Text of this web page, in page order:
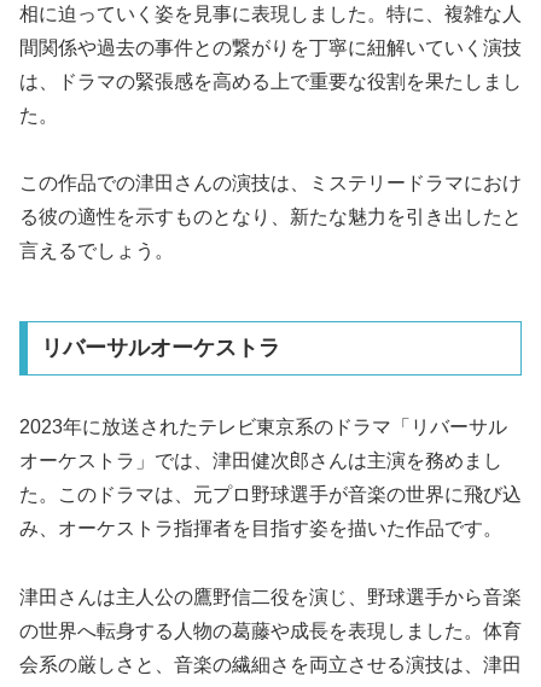
相に迫っていく姿を見事に表現しました。特に、複雑な人
間関係や過去の事件との繋がりを丁寧に紐解いていく演技
は、ドラマの緊張感を高める上で重要な役割を果たしまし
た。
この作品での津田さんの演技は、ミステリードラマにおけ
る彼の適性を示すものとなり、新たな魅力を引き出したと
言えるでしょう。
リバーサルオーケストラ
2023年に放送されたテレビ東京系のドラマ「リバーサル
オーケストラ」では、津田健次郎さんは主演を務めまし
た。このドラマは、元プロ野球選手が音楽の世界に飛び込
み、オーケストラ指揮者を目指す姿を描いた作品です。
津田さんは主人公の鷹野信二役を演じ、野球選手から音楽
の世界へ転身する人物の葛藤や成長を表現しました。体育
会系の厳しさと、音楽の繊細さを両立させる演技は、津田